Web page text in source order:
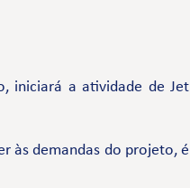
iniciará a atividade de Jet
às demandas do projeto, é